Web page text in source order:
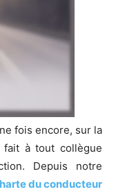
fois encore, sur la
fait à tout collègue
Depuis notre
du conducteur